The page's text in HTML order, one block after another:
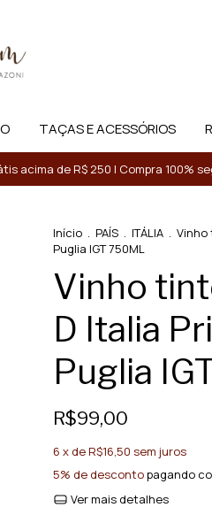
TAÇAS E ACESSÓRIOS
acima de R$ 250 | Compra 100%
Início . PAÍS . ITÁLIA . Vinho
Puglia IGT 750ML
Vinho
D Italia
Puglia
R$99,00
6 x deR$16,50 sem juros
5% de descontopagando
Ver mais detalhes